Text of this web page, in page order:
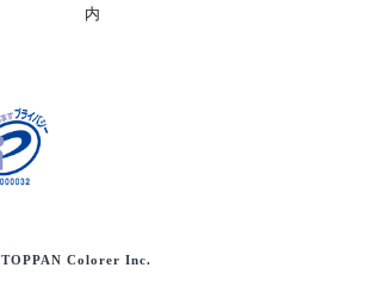
内
TOPPAN Colorer Inc.